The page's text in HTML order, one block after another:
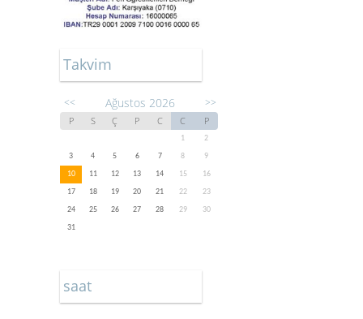
Takvim
<< Ağustos 2026 >>
P S Ç P C C P
1
2
3
4 5 6 7 8
9
10
11 12 13 14 15
16
17
18 19 20 21 22
23
24
25 26 27 28 29
30
31
saat